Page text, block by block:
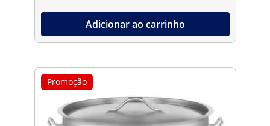
Adicionar ao carrinho
Promoção